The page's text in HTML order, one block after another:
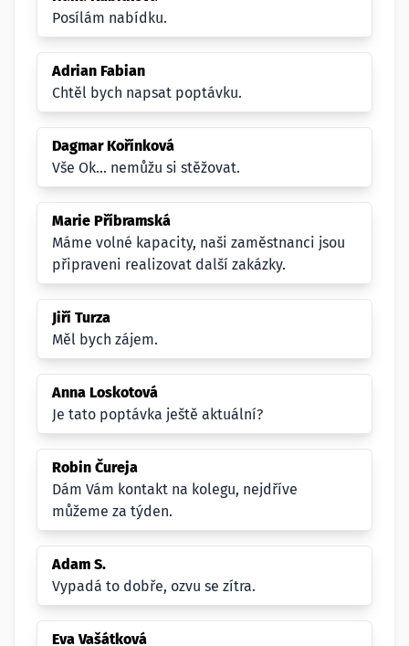
Posílám nabídku.
Adrian Fabian
Chtěl bych napsat poptávku.
Dagmar Kořínková
Vše Ok... nemůžu si stěžovat.
Marie Příbramská
Máme volné kapacity, naši zaměstnanci jsou
připraveni realizovat další zakázky.
Jiří Turza
Měl bych zájem.
Anna Loskotová
Je tato poptávka ještě aktuální?
Robin Čureja
Dám Vám kontakt na kolegu, nejdříve
můžeme za týden.
Adam S.
Vypadá to dobře, ozvu se zítra.
Eva Vašátková